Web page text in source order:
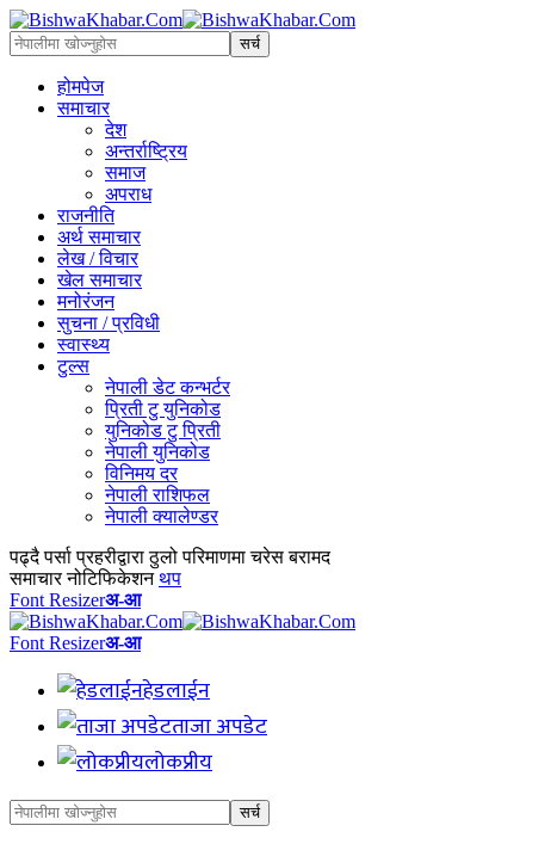
होमपेज
समाचार
देश
अन्तर्राष्ट्रिय
समाज
अपराध
राजनीति
अर्थ समाचार
लेख / विचार
खेल समाचार
मनोरंजन
सुचना / प्रविधी
स्वास्थ्य
टुल्स
नेपाली डेट कन्भर्टर
प्रिती टु युनिकोड
युनिकोड टु प्रिती
नेपाली युनिकोड
विनिमय दर
नेपाली राशिफल
नेपाली क्यालेण्डर
पढ्दै पर्सा प्रहरीद्वारा ठुलो परिमाणमा चरेस बरामद
समाचार नोटिफिकेशन थप
Font Resizerअ-आ
Font Resizerअ-आ
हेडलाईन
ताजा अपडेट
लोकप्रीय